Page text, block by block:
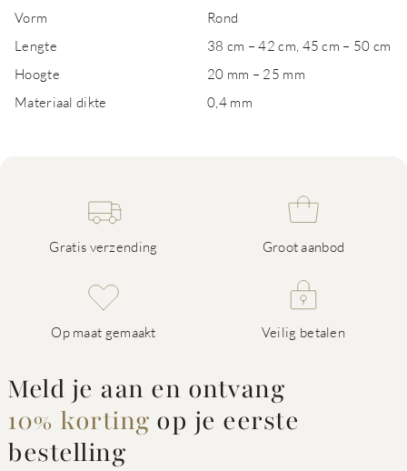
Vorm
Rond
Lengte
38 cm – 42 cm, 45 cm – 50 cm
Hoogte
20 mm – 25 mm
Materiaal dikte
0,4 mm
Gratis verzending Groot aanbod
Op maat gemaakt Veilig betalen
Meld je aan en ontvang
10% korting op je eerste
bestelling